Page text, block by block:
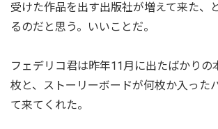
受けた作品を出す出版社が増えて来た、
るのだと思う。いいことだ。
フェデリコ君は昨年11月に出たばかりの
枚と、ストーリーボードが何枚か入った
て来てくれた。